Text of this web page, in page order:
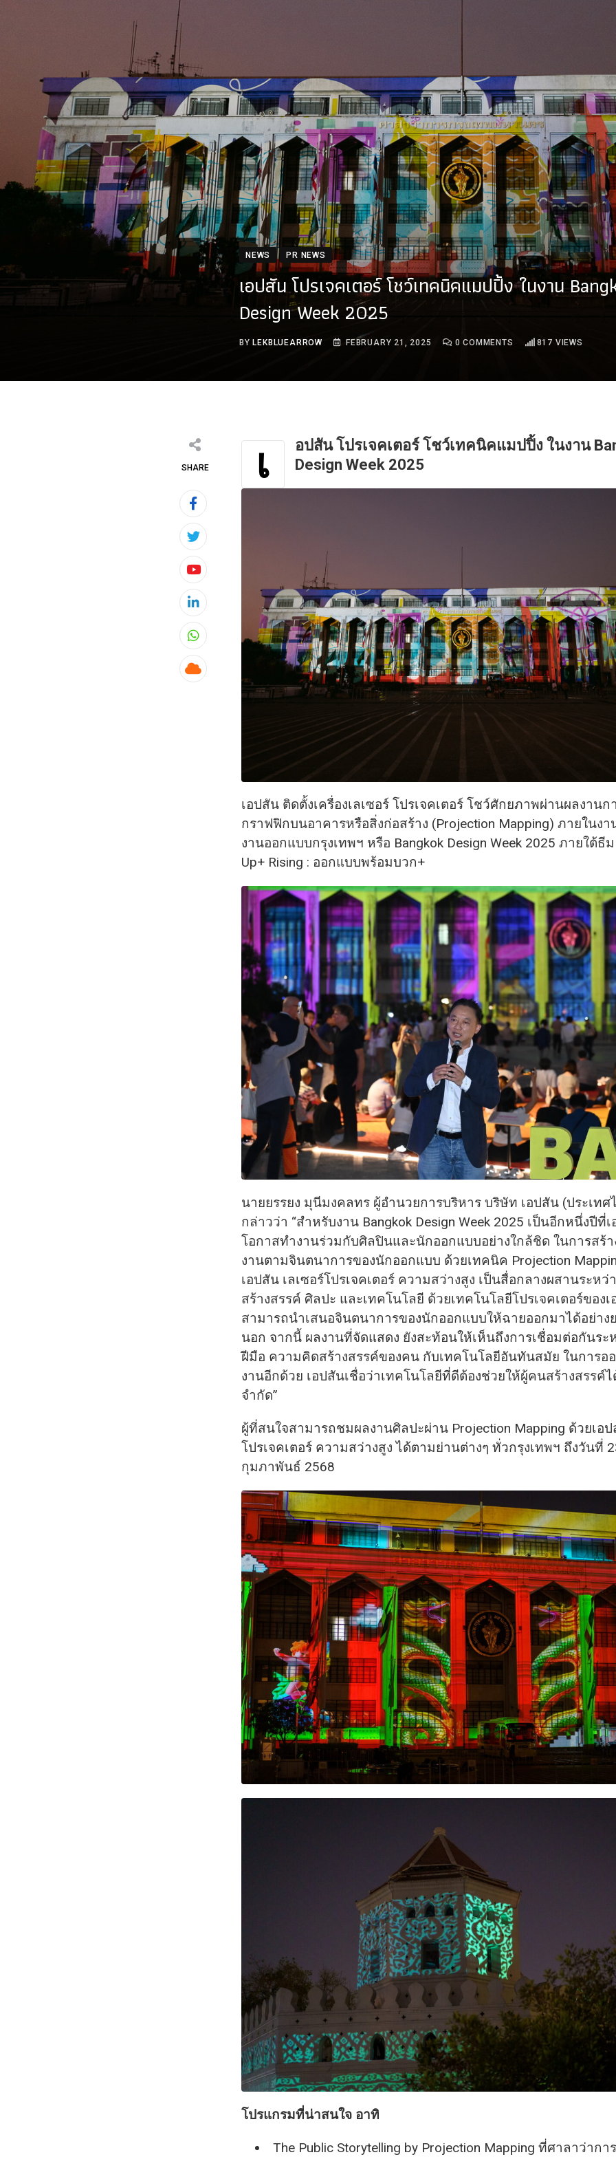
NEWS PR NEWS
เอปสัน โปรเจคเตอร์ โชว์เทคนิคแมปปิ้ง ในงาน
Design Week 2025
BYLEKBLUEARROW FEBRUARY 21, 2025 0 COMMENTS 817 VIEWS
SHARE
Youtube
LinkedIn
Whatsapp
Cloud
เ
อปสัน โปรเจคเตอร์ โชว์เทคนิคแมปปิ้ง ในงาน
Design Week 2025
เอปสัน ติดตั้งเครื่องเลเซอร์ โปรเจคเตอร์ โชว์ศักยภาพผ่านผลงาน
กราฟฟิกบนอาคารหรือสิ่งก่อสร้าง (Projection Mapping) ภายในงา
งานออกแบบกรุงเทพฯ หรือ Bangkok Design Week 2025 ภายใต้ธี
Up+ Rising : ออกแบบพร้อมบวก+
นายยรรยง มุนีมงคลทร ผู้อำนวยการบริหาร บริษัท เอปสัน (ประเทศ
กล่าวว่า “สำหรับงาน Bangkok Design Week 2025 เป็นอีกหนึ่งปีที่
โอกาสทำงานร่วมกับศิลปินและนักออกแบบอย่างใกล้ชิด ในการสร้
งานตามจินตนาการของนักออกแบบ ด้วยเทคนิค Projection
เอปสัน เลเซอร์โปรเจคเตอร์ ความสว่างสูง เป็นสื่อกลางผสานระห
สร้างสรรค์ ศิลปะ และเทคโนโลยี ด้วยเทคโนโลยีโปรเจคเตอร์ของเ
สามารถนำเสนอจินตนาการของนักออกแบบให้ฉายออกมาได้อย่าง
นอก จากนี้ ผลงานที่จัดแสดง ยังสะท้อนให้เห็นถึงการเชื่อมต่อกันระ
ฝีมือ ความคิดสร้างสรรค์ของคน กับเทคโนโลยีอันทันสมัย ในการอ
งานอีกด้วย เอปสันเชื่อว่าเทคโนโลยีที่ดีต้องช่วยให้ผู้คนสร้างสรรค์
จำกัด”
ผู้ที่สนใจสามารถชมผลงานศิลปะผ่าน Projection Mapping ด้วยเอป
โปรเจคเตอร์ ความสว่างสูง ได้ตามย่านต่างๆ ทั่วกรุงเทพฯ ถึงวันที่
กุมภาพันธ์ 2568
โปรแกรมที่น่าสนใจ อาทิ
The Public Storytelling by Projection Mapping ที่ศาลาว่าการ